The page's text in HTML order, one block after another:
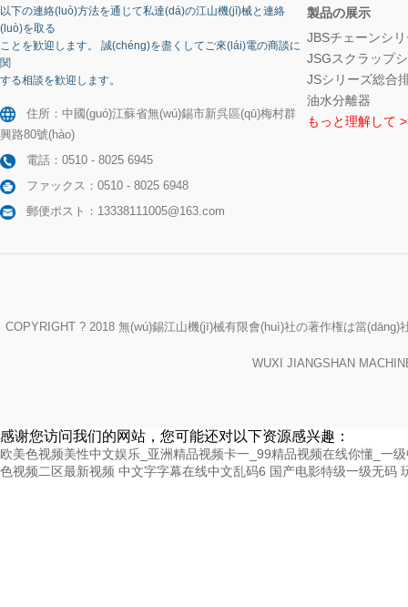
以下の連絡(luò)方法を通じて私達(dá)の江山機(jī)械と連絡
(luò)を取る
ことを歓迎します。 誠(chéng)を盡くしてご來(lái)電の商談に
関
する相談を歓迎します。
住所：中國(guó)江蘇省無(wú)錫市新呉區(qū)梅村群
興路80號(hào)
電話：0510 - 8025 6945
ファックス：0510 - 8025 6948
郵便ポスト：13338111005@163.com
製品の展示
JBSチェーンシ
JSGスクラップ
JSシリーズ総合
油水分離器
もっと理解して
COPYRIGHT ? 2018 無(wú)錫江山機(jī)械有限會(huì)社の著作権は當(dāng)社の
WUXI JIANGSHAN
感谢您访问我们的网站，您可能还对以下资源感兴趣：
欧美色视频美性中文娱乐_亚洲精品视频卡一_99精品视频在线你懂_一
色视频二区最新视频 中文字字幕在线中文乱码6 国产电影特级一级无码